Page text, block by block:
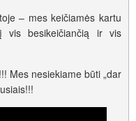
– mes keičiamės kartu
vis besikeičiančią ir vis
Mes nesiekiame būti „dar